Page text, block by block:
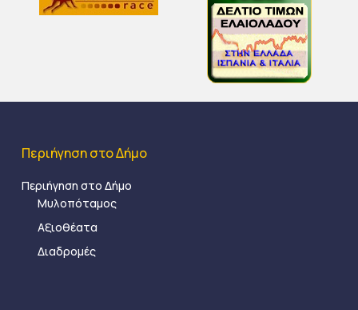
Περιήγηση στο Δήμο
Περιήγηση στο Δήμο
Μυλοπόταμος
Αξιοθέατα
Διαδρομές